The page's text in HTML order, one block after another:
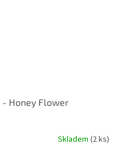
- Honey Flower
Skladem (2 ks)